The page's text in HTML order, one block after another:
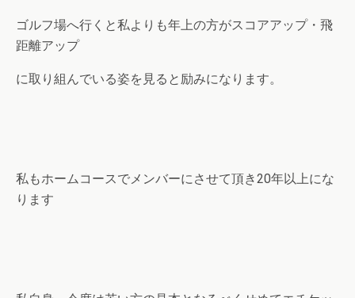
ゴルフ場へ行くと私よりも年上の方がスコアアップ・飛
距離アップ
に取り組んでいる姿を見ると励みになります。
私もホームコースでメンバーにさせて頂き20年以上にな
ります